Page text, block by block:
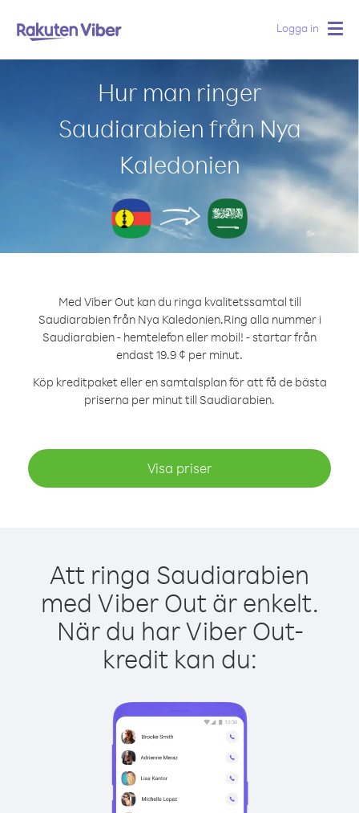
Logga in
Hur man ringer
Saudiarabien från Nya
Kaledonien
Med Viber Out kan du ringa kvalitetssamtal till
Saudiarabien från Nya Kaledonien.Ring alla nummer i
Saudiarabien - hemtelefon eller mobil! - startar från
endast 19.9 ¢ per minut.
Köp kreditpaket eller en samtalsplan för att få de bästa
priserna per minut till Saudiarabien.
Visa priser
Att ringa Saudiarabien
med Viber Out är enkelt.
När du har Viber Out-
kredit kan du: